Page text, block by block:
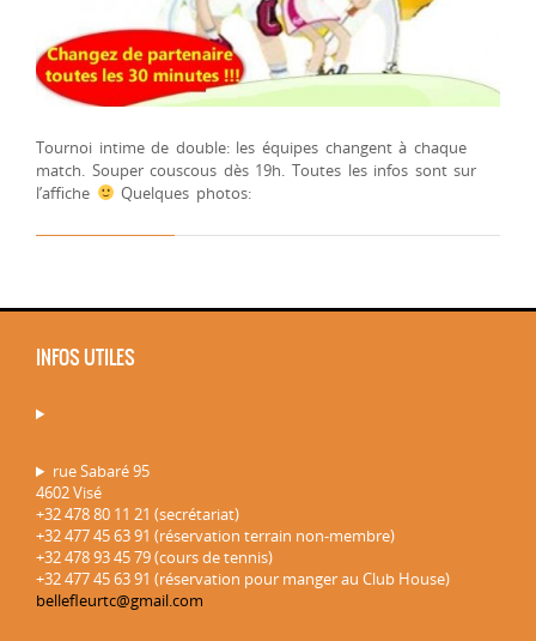
Tournoi intime de double: les équipes changent à chaque
match. Souper couscous dès 19h. Toutes les infos sont sur
l’affiche
Quelques photos:
INFOS UTILES
rue Sabaré 95
4602 Visé
+32 478 80 11 21 (secrétariat)
+32 477 45 63 91 (réservation terrain non-membre)
+32 478 93 45 79 (cours de tennis)
+32 477 45 63 91 (réservation pour manger au Club House)
bellefleurtc@gmail.com